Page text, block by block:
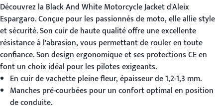
Découvrez la Black And White Motorcycle Jacketd'Aleix
Espargaro. Conçue pour les passionnés de moto, elle allie style
et sécurité. Son cuir de haute qualité offre une excellente
résistance à l'abrasion, vous permettant de rouler en toute
confiance. Son design ergonomique et ses protections CE en
font un choix idéal pour les pilotes exigeants.
En cuir de vachette pleine fleur, épaisseur de 1,2-1,3 mm.
Manches pré-courbées pour un confort optimal en position
de conduite.